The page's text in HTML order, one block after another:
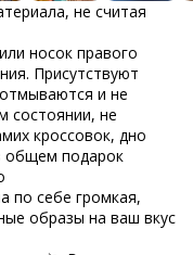
не считая
носок правого
Присутствуют
и не
состоянии, не
кроссовок, дно
общем подарок
по себе громкая,
образы на ваш вкус